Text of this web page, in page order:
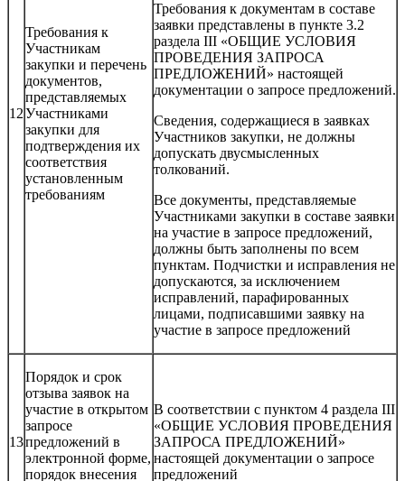
12
Требования к
Участникам
закупки и перечень
документов,
представляемых
Участниками
закупки для
подтверждения их
соответствия
установленным
требованиям
Требования к документам в составе
заявки представлены в пункте 3.2
раздела III «ОБЩИЕ УСЛОВИЯ
ПРОВЕДЕНИЯ ЗАПРОСА
ПРЕДЛОЖЕНИЙ» настоящей
документации о запросе предложений.
Сведения, содержащиеся в заявках
Участников закупки, не должны
допускать двусмысленных
толкований.
Все документы, представляемые
Участниками закупки в составе заявки
на участие в запросе предложений,
должны быть заполнены по всем
пунктам. Подчистки и исправления не
допускаются, за исключением
исправлений, парафированных
лицами, подписавшими заявку на
участие в запросе предложений
13
Порядок и срок
отзыва заявок на
участие в открытом
запросе
предложений в
электронной форме,
порядок внесения
В соответствии с пунктом 4 раздела III
«ОБЩИЕ УСЛОВИЯ ПРОВЕДЕНИЯ
ЗАПРОСА ПРЕДЛОЖЕНИЙ»
настоящей документации о запросе
предложений